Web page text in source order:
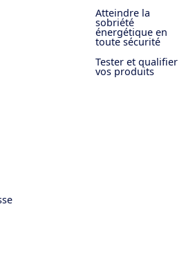
Atteindre la
sobriété
énergétique en
toute sécurité
Tester et qualifier
vos produits